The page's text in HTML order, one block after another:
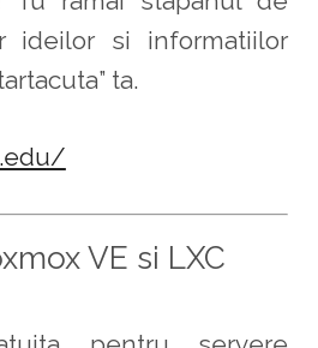
ideilor si informatiilor
ta.
VE si LXC